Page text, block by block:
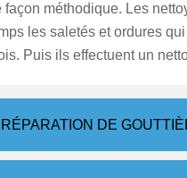
façon méthodique. Les
les saletés et ordures
Puis ils effectuent un
DE